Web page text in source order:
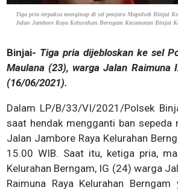
Tiga pria terpaksa menginap di sel penjara Mapolsek Binjai
Jalan Jambore Raya Kelurahan Berngam Kecamatan Binjai
Binjai- Tiga pria dijebloskan ke sel
Maulana (23), warga Jalan Raimuna
(16/06/2021).
Dalam LP/B/33/VI/2021/Polsek
saat hendak mengganti ban
Jalan Jambore Raya Kelurahan
15.00 WIB. Saat itu, ketiga pria,
Kelurahan Berngam, IG (24) warga
Raimuna Raya Kelurahan